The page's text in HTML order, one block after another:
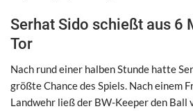
Serhat Sido schießt aus 6
Tor
Nach rund einer halben Stunde hatte
größte Chance des Spiels. Nach einem
Landwehr ließ der BW-Keeper den Ball